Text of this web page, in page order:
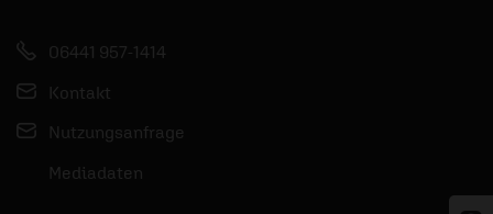
06441 957-1414
Kontakt
Nutzungsanfrage
Mediadaten